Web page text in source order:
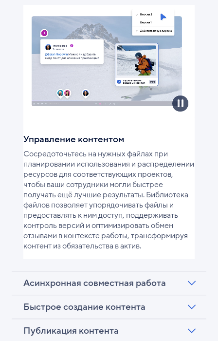
Управление контентом
Сосредоточьтесь на нужных файлах при
планировании использования и распределении
ресурсов для соответствующих проектов,
чтобы ваши сотрудники могли быстрее
получать ещё лучшие результаты. Библиотека
файлов позволяет упорядочивать файлы и
предоставлять к ним доступ, поддерживать
контроль версий и оптимизировать обмен
отзывами в контексте работы, трансформируя
контент из обязательства в актив.
Асинхронная совместная работа
Быстрое создание контента
Публикация контента